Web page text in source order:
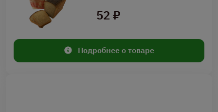
52 ₽
Подробнее о товаре